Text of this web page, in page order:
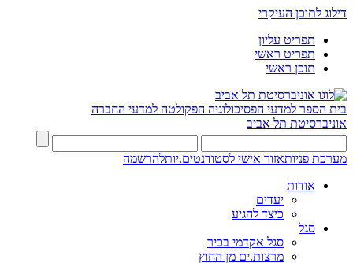
דילוג לתוכן העיקרי
תפריט עליון
תפריט ראשי
תוכן ראשי
בית הספר למדעי הפסיכולוגיה הפקולטה למדעי החברה
אוניברסיטת תל אביב
מערכת פניותאזור אישי לסטודנטים.יותלהרשמה
אודות
יעדים
כיצד להגיע
סגל
סגל אקדמי בכיר
מרצות.ים מן החוץ